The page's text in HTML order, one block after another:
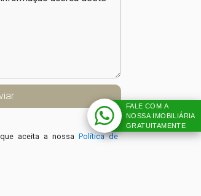
aceita a nossaPolítica de
FALE COM A
NOSSA IMOBILIÁRIA
GRATUITAMENTE